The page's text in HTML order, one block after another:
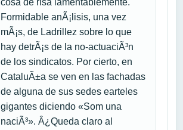
cosa de risa lamentablemente.
Formidable anÃ¡lisis, una vez
mÃ¡s, de Ladrillez sobre lo que
hay detrÃ¡s de la no-actuaciÃ³n
de los sindicatos. Por cierto, en
CataluÃ±a se ven en las fachadas
de alguna de sus sedes earteles
gigantes diciendo «Som una
naciÃ³». Â¿Queda claro al